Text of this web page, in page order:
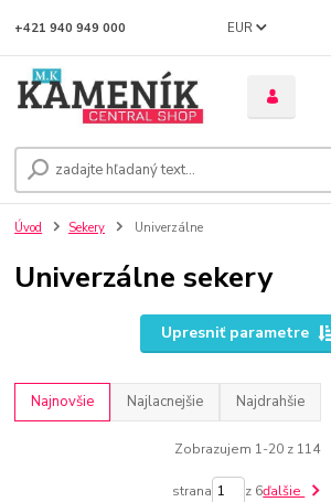
EUR
+421 940 949 000
Úvod Sekery Univerzálne
Univerzálne sekery
Upresniť parametre
Najnovšie Najlacnejšie Najdrahšie
Zobrazujem 1-20 z 114
strana z 6ďalšie